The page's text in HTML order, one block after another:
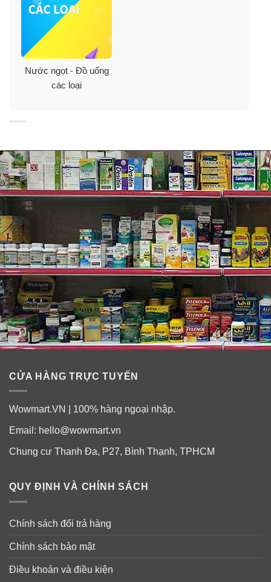
Nước ngọt - Đồ uống
các loại
CỬA HÀNG TRỰC TUYẾN
Wowmart.VN | 100% hàng ngoại nhập.
Email: hello@wowmart.vn
Chung cư Thanh Đa, P27, Bình Thạnh, TPHCM
QUY ĐỊNH VÀ CHÍNH SÁCH
Chính sách đổi trả hàng
Chính sách bảo mật
Điều khoản và điều kiện